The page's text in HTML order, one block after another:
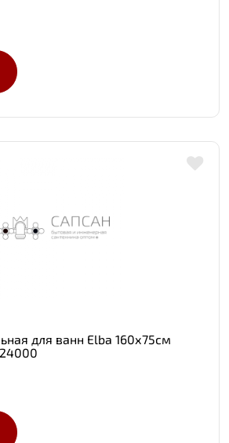
для ванн Elba 160х75см